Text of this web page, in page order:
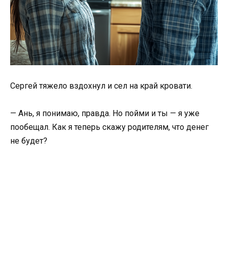
Сергей тяжело вздохнул и сел на край кровати.
— Ань, я понимаю, правда. Но пойми и ты — я уже
пообещал. Как я теперь скажу родителям, что денег
не будет?